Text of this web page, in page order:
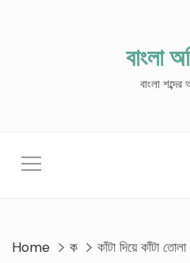
বাংলা
বাংলা শব্দের
Home ক কাঁটা দিয়ে কাঁটা তোলা